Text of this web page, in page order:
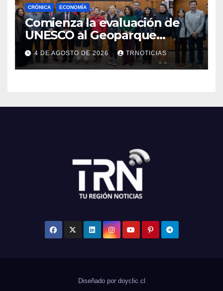
CRÓNICA ECONOMÍA
Comienza la evaluación de
UNESCO al Geoparque
Aspirante Pillanmapu en el
Maule
4 DE AGOSTO DE 2026 TRNOTICIAS
Diseñado por doyclic.cl